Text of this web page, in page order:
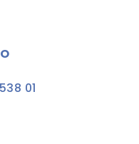
01
zavřena